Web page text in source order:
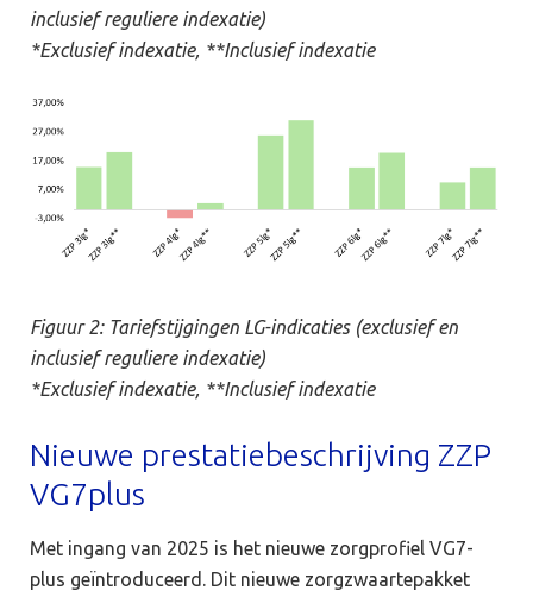
inclusief reguliere indexatie)
*Exclusief indexatie, **Inclusief indexatie
Figuur 2: Tariefstijgingen LG-indicaties (exclusief en
inclusief reguliere indexatie)
*Exclusief indexatie, **Inclusief indexatie
Nieuwe prestatiebeschrijving ZZP
VG7plus
Met ingang van 2025 is het nieuwe zorgprofiel VG7-
plus geïntroduceerd. Dit nieuwe zorgzwaartepakket